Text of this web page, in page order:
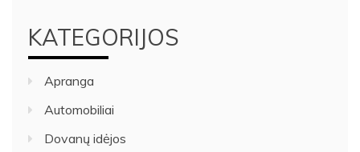
KATEGORIJOS
Apranga
Automobiliai
Dovanų idėjos